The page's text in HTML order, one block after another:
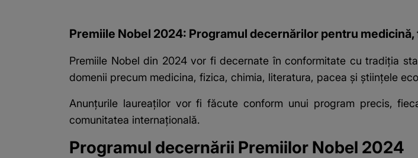
Premiile Nobel 2024: Programul decernărilor pentru
Premiile Nobel din 2024 vor fi decernate în conformitate cu tradiția
domenii precum medicina, fizica, chimia, literatura, pacea și științele
Anunțurile laureaților vor fi făcute conform unui program precis,
comunitatea internațională.
Programul decernării Premiilor Nobel 2024